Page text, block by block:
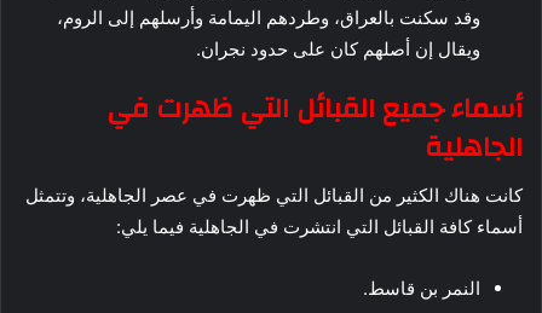
وقد سكنت بالعراق، وطردهم اليمامة وأرسلهم إلى الروم،
ويقال إن أصلهم كان على حدود نجران.
أسماء جميع القبائل التي ظهرت في
الجاهلية
كانت هناك الكثير من القبائل التي ظهرت في عصر الجاهلية، وتتمثل
أسماء كافة القبائل التي انتشرت في الجاهلية فيما يلي:
النمر بن قاسط.